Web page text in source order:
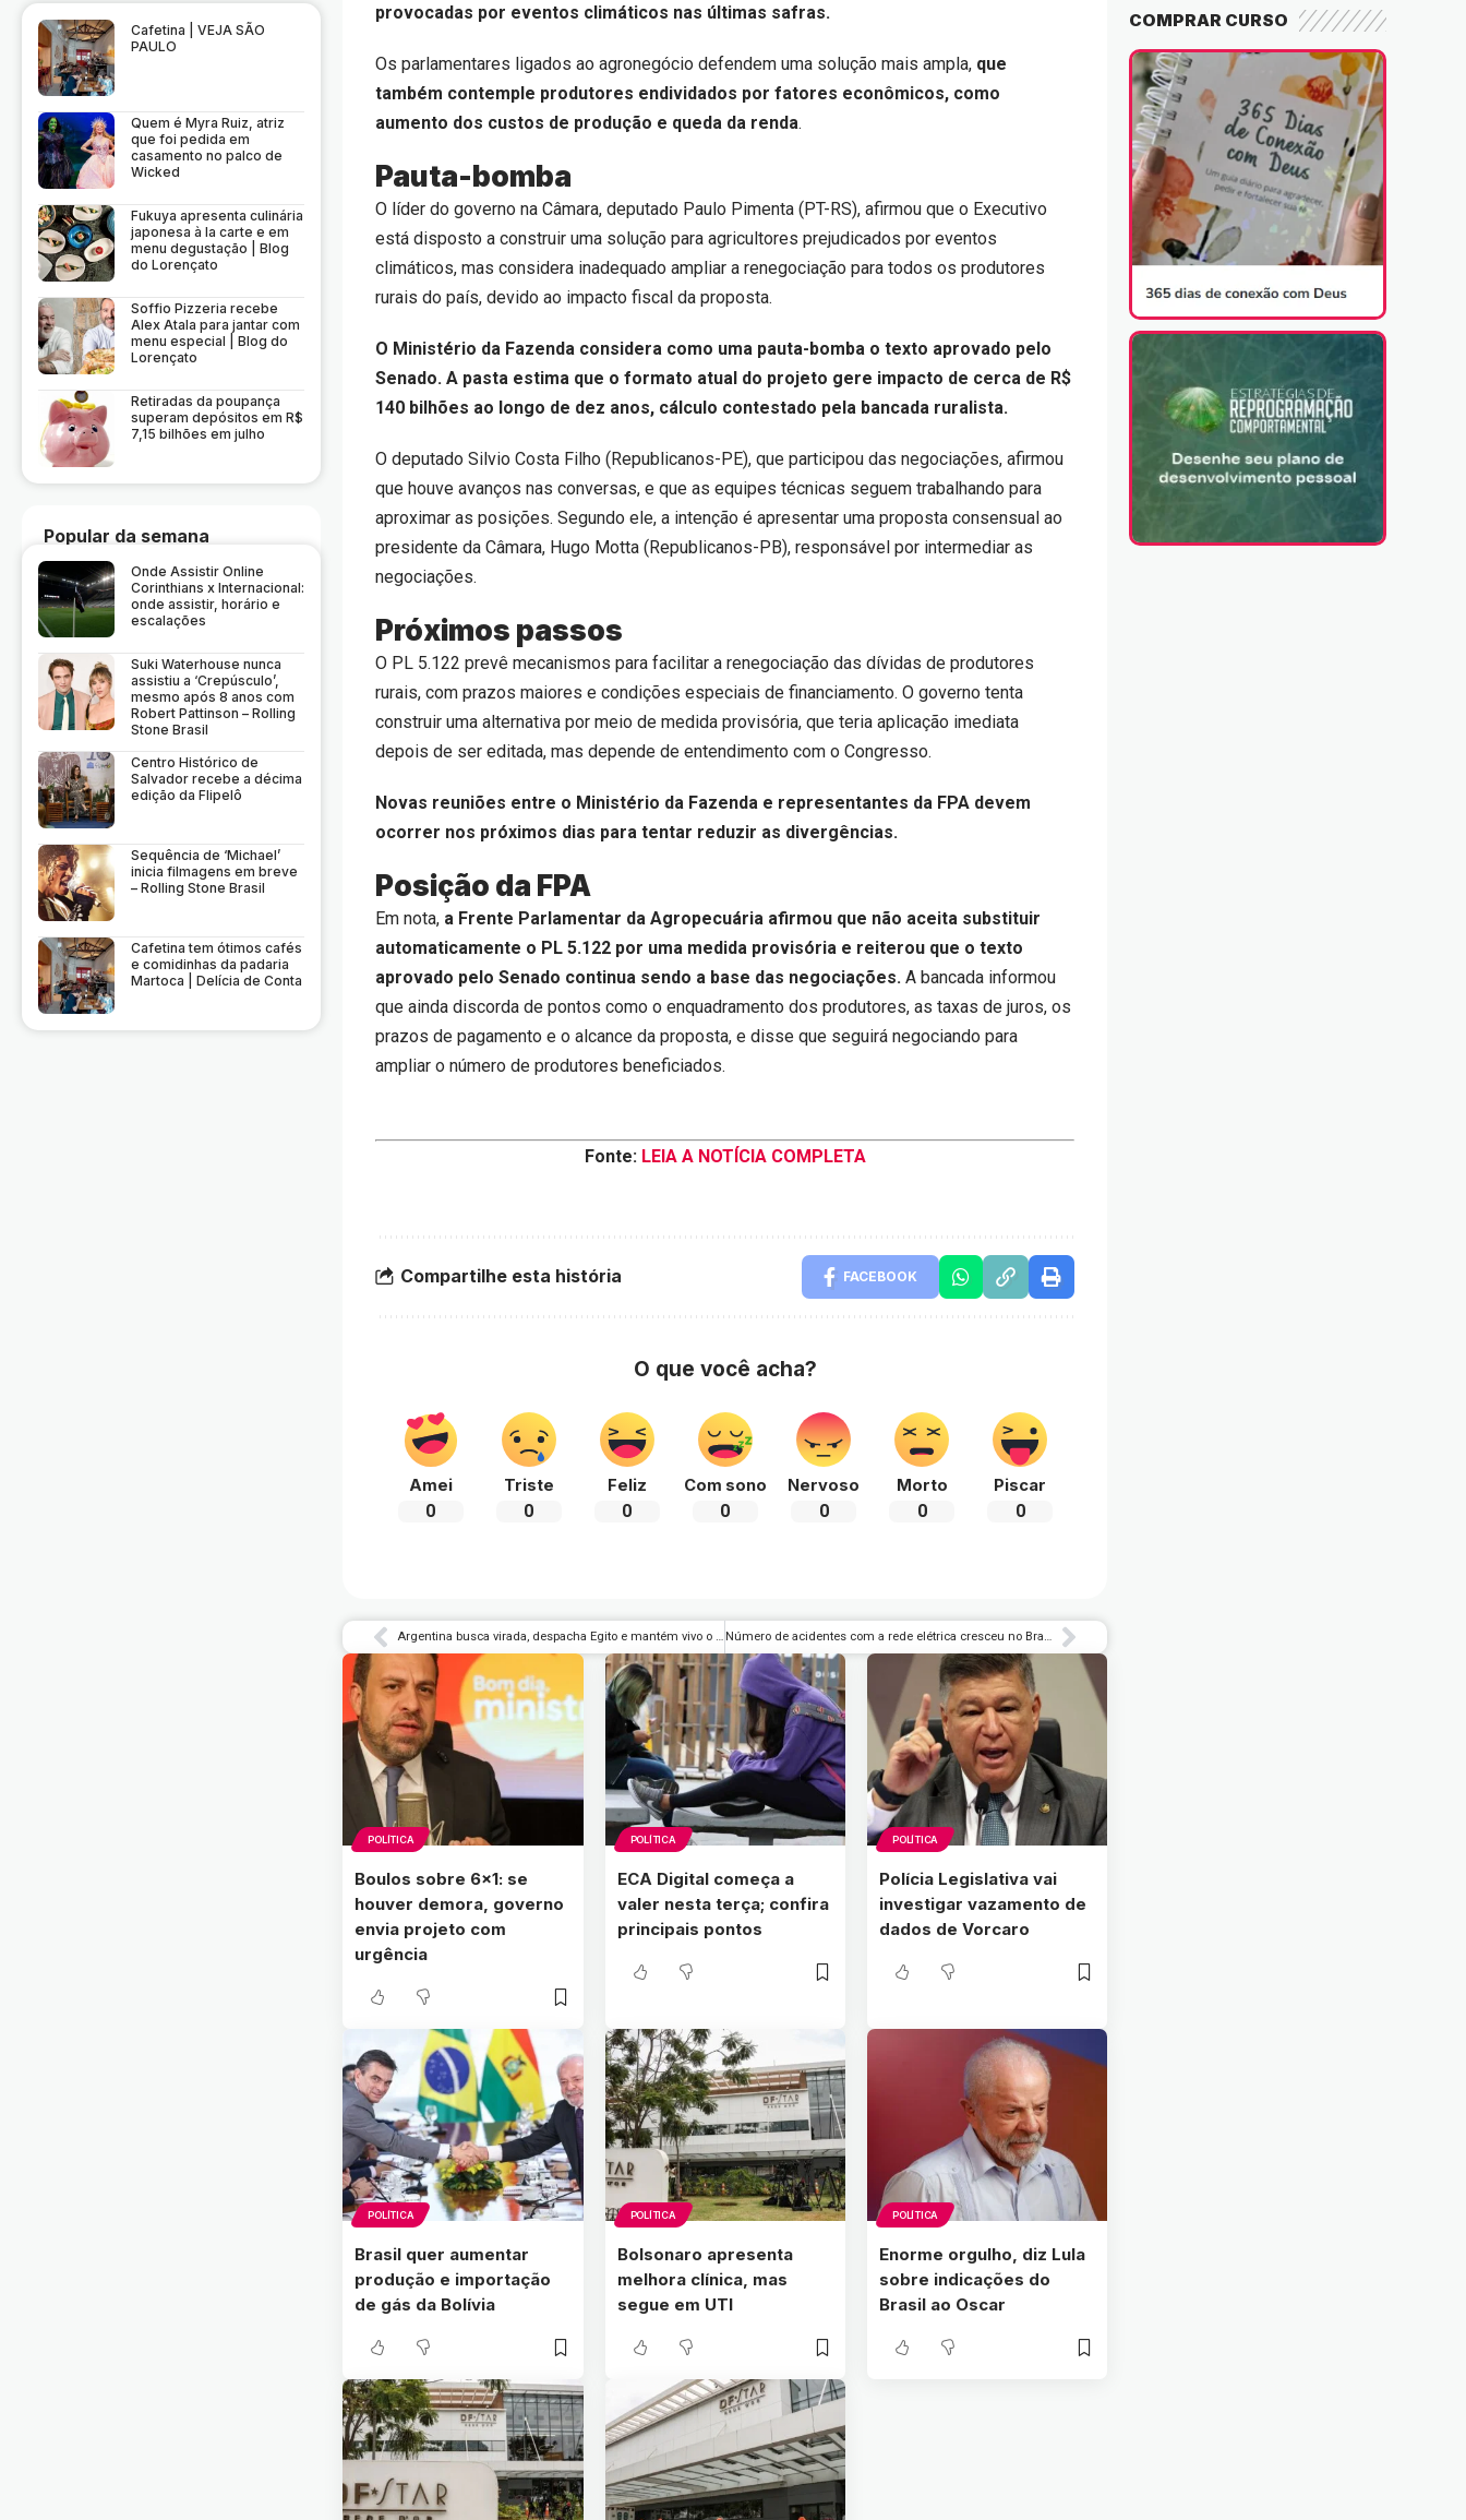
Cafetina | VEJA SÃO
PAULO
Quem é Myra Ruiz, atriz
que foi pedida em
casamento no palco de
Wicked
Fukuya apresenta culinária
japonesa à la carte e em
menu degustação | Blog
do Lorençato
Soffio Pizzeria recebe
Alex Atala para jantar com
menu especial | Blog do
Lorençato
Retiradas da poupança
superam depósitos em R$
7,15 bilhões em julho
Popular da semana
Onde Assistir Online
Corinthians x Internacional:
onde assistir, horário e
escalações
Suki Waterhouse nunca
assistiu a ‘Crepúsculo’,
mesmo após 8 anos com
Robert Pattinson – Rolling
Stone Brasil
Centro Histórico de
Salvador recebe a décima
edição da Flipelô
Sequência de ‘Michael’
inicia filmagens em breve
– Rolling Stone Brasil
Cafetina tem ótimos cafés
e comidinhas da padaria
Martoca | Delícia de Conta
provocadas por eventos climáticos nas últimas safras.
Os parlamentares ligados ao agronegócio defendem uma solução mais ampla, que
também contemple produtores endividados por fatores econômicos, como
aumento dos custos de produção e queda da renda.
Pauta-bomba
O líder do governo na Câmara, deputado Paulo Pimenta (PT-RS), afirmou que o Executivo
está disposto a construir uma solução para agricultores prejudicados por eventos
climáticos, mas considera inadequado ampliar a renegociação para todos os produtores
rurais do país, devido ao impacto fiscal da proposta.
O Ministério da Fazenda considera como uma pauta-bomba o texto aprovado pelo
Senado. A pasta estima que o formato atual do projeto gere impacto de cerca de R$
140 bilhões ao longo de dez anos, cálculo contestado pela bancada ruralista.
O deputado Silvio Costa Filho (Republicanos-PE), que participou das negociações, afirmou
que houve avanços nas conversas, e que as equipes técnicas seguem trabalhando para
aproximar as posições. Segundo ele, a intenção é apresentar uma proposta consensual ao
presidente da Câmara, Hugo Motta (Republicanos-PB), responsável por intermediar as
negociações.
Próximos passos
O PL 5.122 prevê mecanismos para facilitar a renegociação das dívidas de produtores
rurais, com prazos maiores e condições especiais de financiamento. O governo tenta
construir uma alternativa por meio de medida provisória, que teria aplicação imediata
depois de ser editada, mas depende de entendimento com o Congresso.
Novas reuniões entre o Ministério da Fazenda e representantes da FPA devem
ocorrer nos próximos dias para tentar reduzir as divergências.
Posição da FPA
Em nota, a Frente Parlamentar da Agropecuária afirmou que não aceita substituir
automaticamente o PL 5.122 por uma medida provisória e reiterou que o texto
aprovado pelo Senado continua sendo a base das negociações. A bancada informou
que ainda discorda de pontos como o enquadramento dos produtores, as taxas de juros, os
prazos de pagamento e o alcance da proposta, e disse que seguirá negociando para
ampliar o número de produtores beneficiados.
Fonte: LEIA A NOTÍCIA COMPLETA
Compartilhe esta história FACEBOOK
O que você acha?
Amei
0
Triste
0
Feliz
0
Com sono
0
Nervoso
0
Morto
0
Piscar
0
Argentina busca virada, despacha Egito e mantém vivo o sonho do tetra Número de acidentes com a rede elétrica cresceu no Brasil em 2025
POLÍTICA
Boulos sobre 6×1: se
houver demora, governo
envia projeto com
urgência
POLÍTICA
ECA Digital começa a
valer nesta terça; confira
principais pontos
POLÍTICA
Polícia Legislativa vai
investigar vazamento de
dados de Vorcaro
POLÍTICA
Brasil quer aumentar
produção e importação
de gás da Bolívia
POLÍTICA
Bolsonaro apresenta
melhora clínica, mas
segue em UTI
POLÍTICA
Enorme orgulho, diz Lula
sobre indicações do
Brasil ao Oscar
COMPRAR CURSO